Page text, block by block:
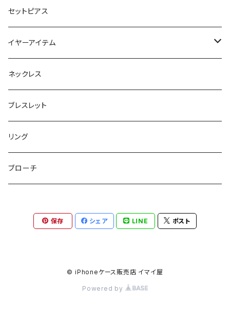
マルチショルダー
マチ付きポーチ
フラットポーチ
スマートキーポーチ
チャーム / カラビナ
ウォレット / 財布
トートバッグ
パスケース
ミラー
ハンドタオル
静電気軽減ヘアブレスレット
ポニーフック
テールクラッチ
シュシュット
キープスタイラー
ヘアピン
ヘアクリップ
セットピアス
イヤーアイテム
ステンレスピアス
ピアス
イヤリング
セットピアス
イヤーカフ
ネックレス
ブレスレット
リング
ブローチ
保存 シェア LINE ポスト
© iPhoneケース販売店 イマイ屋
Powered by